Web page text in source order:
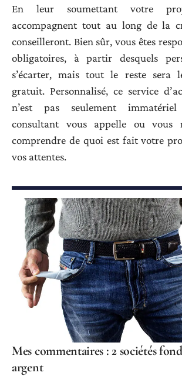
En leur soumettant votre
accompagnent tout au long de la
conseilleront. Bien sûr, vous êtes
obligatoires, à partir desquels
s’écarter, mais tout le reste sera
gratuit. Personnalisé, ce service
n’est pas seulement
consultant vous appelle ou vous
comprendre de quoi est fait votre
vos attentes.
Mes commentaires : 2 sociétés
argent